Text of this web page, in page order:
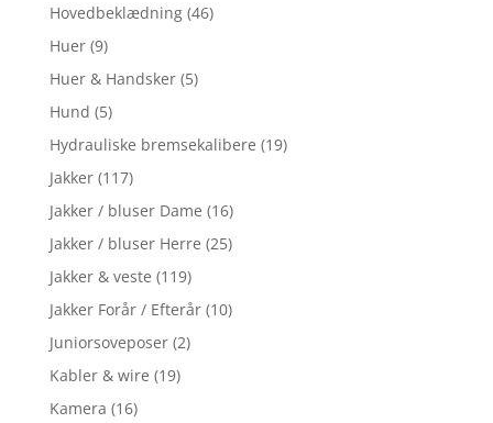
Hovedbeklædning (46)
Huer (9)
Huer & Handsker (5)
Hund (5)
Hydrauliske bremsekalibere (19)
Jakker (117)
Jakker / bluser Dame (16)
Jakker / bluser Herre (25)
Jakker & veste (119)
Jakker Forår / Efterår (10)
Juniorsoveposer (2)
Kabler & wire (19)
Kamera (16)